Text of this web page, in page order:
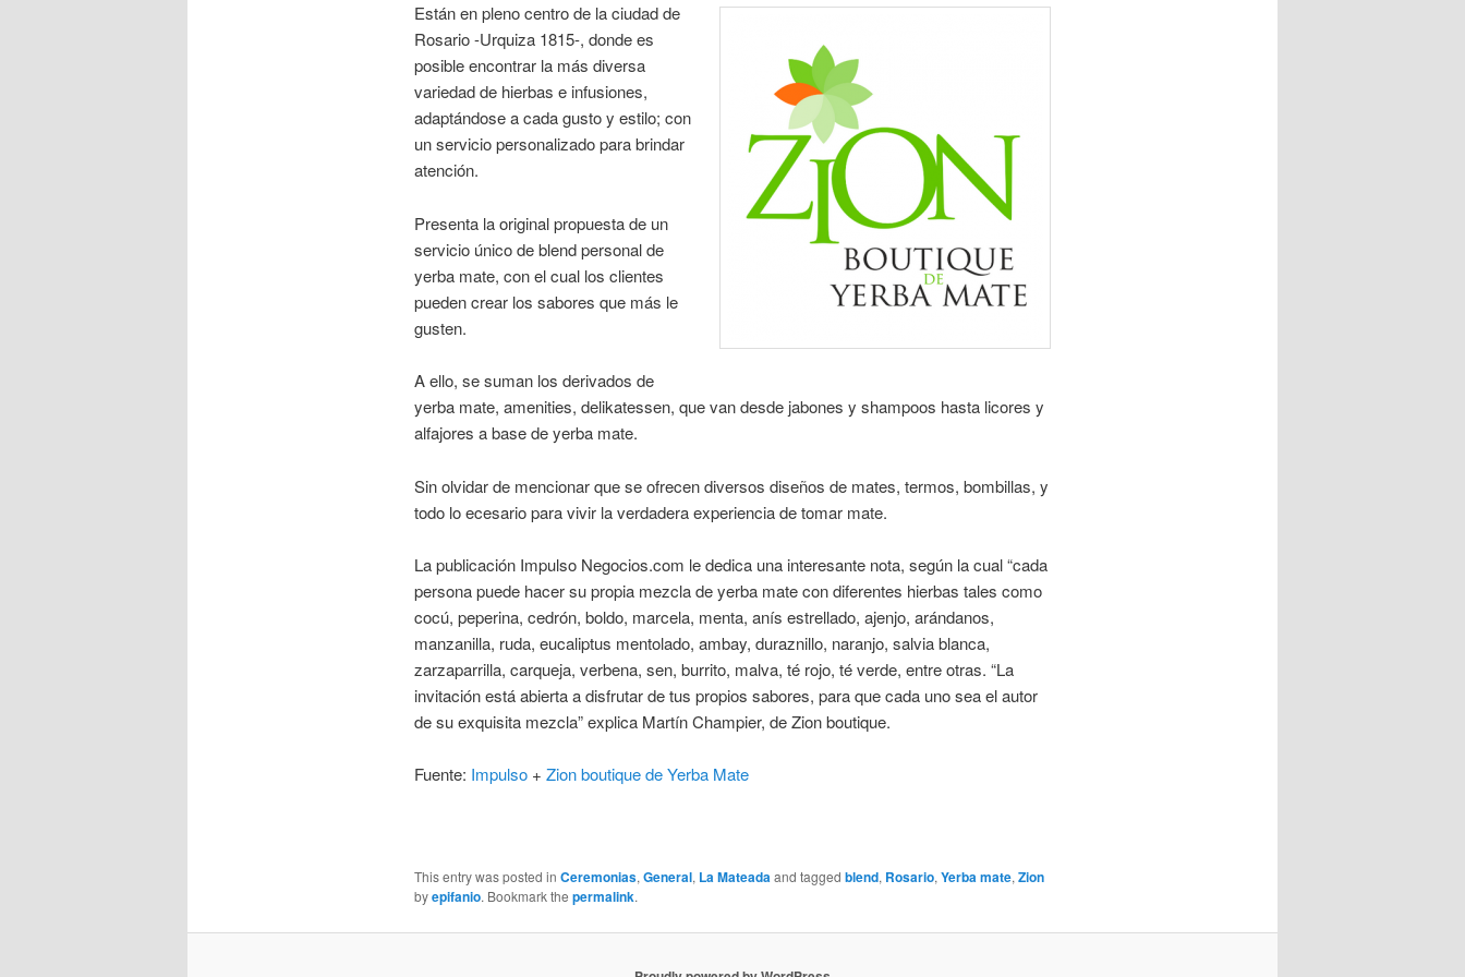
Están en pleno centro de la ciudad de
Rosario -Urquiza 1815-, donde es
posible encontrar la más diversa
variedad de hierbas e infusiones,
adaptándose a cada gusto y estilo; con
un servicio personalizado para brindar
atención.
Presenta la original propuesta de un
servicio único de blend personal de
yerba mate, con el cual los clientes
pueden crear los sabores que más le
gusten.
A ello, se suman los derivados de
yerba mate, amenities, delikatessen, que van desde jabones y shampoos hasta licores y
alfajores a base de yerba mate.
Sin olvidar de mencionar que se ofrecen diversos diseños de mates, termos, bombillas, y
todo lo ecesario para vivir la verdadera experiencia de tomar mate.
La publicación Impulso Negocios.com le dedica una interesante nota, según la cual “cada
persona puede hacer su propia mezcla de yerba mate con diferentes hierbas tales como
cocú, peperina, cedrón, boldo, marcela, menta, anís estrellado, ajenjo, arándanos,
manzanilla, ruda, eucaliptus mentolado, ambay, duraznillo, naranjo, salvia blanca,
zarzaparrilla, carqueja, verbena, sen, burrito, malva, té rojo, té verde, entre otras. “La
invitación está abierta a disfrutar de tus propios sabores, para que cada uno sea el autor
de su exquisita mezcla” explica Martín Champier, de Zion boutique.
Fuente: Impulso+ Zion boutique de Yerba Mate
This entry was posted in Ceremonias, General, La Mateadaand tagged blend, Rosario, Yerba mate, Zion
byepifanio. Bookmark the permalink.